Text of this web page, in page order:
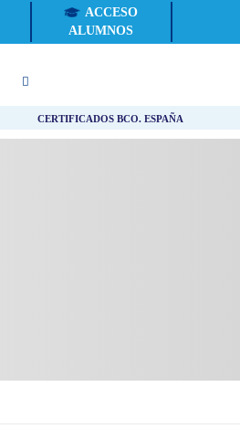
ACCESO
ALUMNOS
CERTIFICADOS BCO. ESPAÑA